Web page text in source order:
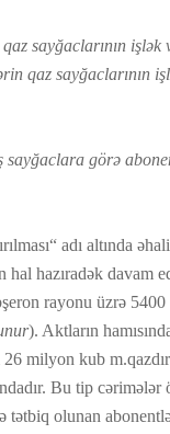
sayğaclarının işlək
qaz sayğaclarının
sayğaclara görə
adı altında
hazıradək davam
rayonu üzrə 5400
). Aktların
milyon kub
Bu tip
olunan